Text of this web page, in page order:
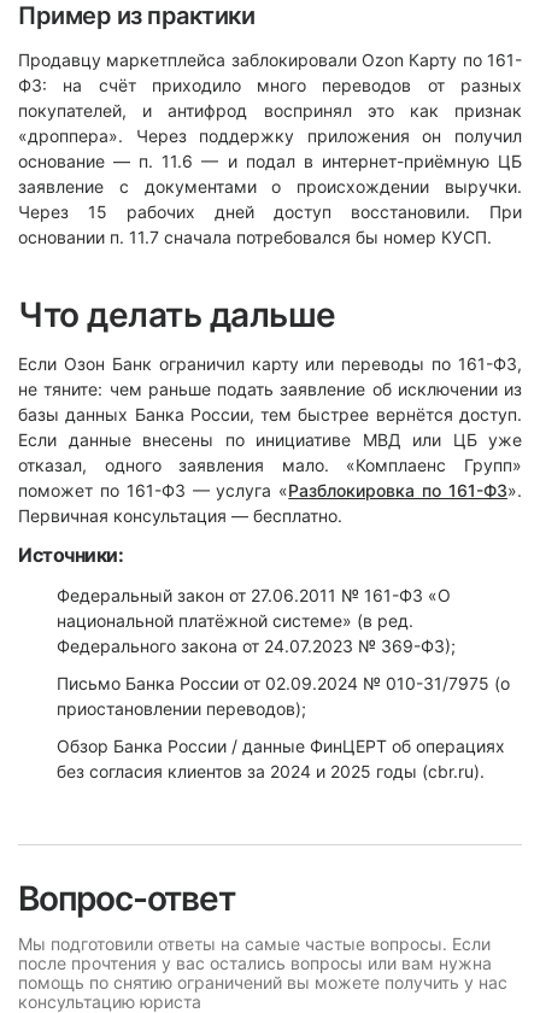
Пример из практики
Продавцу маркетплейса заблокировали Ozon Карту по 161-
ФЗ: на счёт приходило много переводов от разных
покупателей, и антифрод воспринял это как признак
«дроппера». Через поддержку приложения он получил
основание — п. 11.6 — и подал в интернет-приёмную ЦБ
заявление с документами о происхождении выручки.
Через 15 рабочих дней доступ восстановили. При
основании п. 11.7 сначала потребовался бы номер КУСП.
Что делать дальше
Если Озон Банк ограничил карту или переводы по 161-ФЗ,
не тяните: чем раньше подать заявление об исключении из
базы данных Банка России, тем быстрее вернётся доступ.
Если данные внесены по инициативе МВД или ЦБ уже
отказал, одного заявления мало. «Комплаенс Групп»
поможет по 161-ФЗ — услуга «Разблокировка по 161-ФЗ».
Первичная консультация — бесплатно.
Источники:
Федеральный закон от 27.06.2011 № 161-ФЗ «О
национальной платёжной системе» (в ред.
Федерального закона от 24.07.2023 № 369-ФЗ);
Письмо Банка России от 02.09.2024 № 010-31/7975 (о
приостановлении переводов);
Обзор Банка России / данные ФинЦЕРТ об операциях
без согласия клиентов за 2024 и 2025 годы (cbr.ru).
Вопрос-ответ
Мы подготовили ответы на самые частые вопросы. Если
после прочтения у вас остались вопросы или вам нужна
помощь по снятию ограничений вы можете получить у нас
консультацию юриста